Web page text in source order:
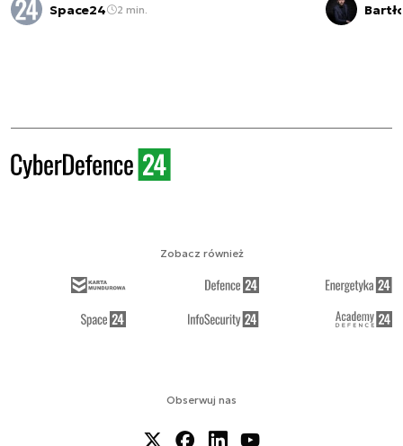
Space24 2 min.
Obserwuj nas
Zobacz również